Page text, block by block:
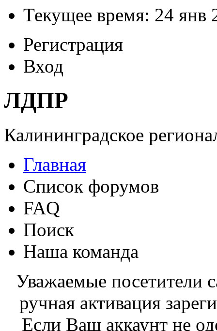
Текущее время: 24 янв
Регистрация
Вход
ЛДПР
Калининградское
Главная
Список форумов
FAQ
Поиск
Наша команда
Уважаемые посетители
ручная активация
Если Ваш аккаунт не